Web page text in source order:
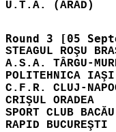
STEAGUL
A.S.A. TÂRGU-
POLITEHNICA
C.F.R. CLUJ-
CRIŞUL
SPORT CLUB
RAPID